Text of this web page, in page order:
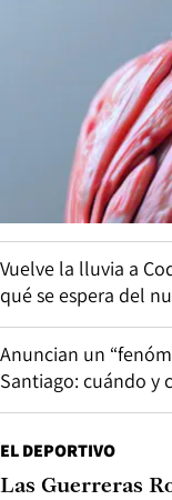
Vuelve la lluvia a
qué se espera del
Anuncian un
Santiago: cuándo y
EL DEPORTIVO
Las Guerreras